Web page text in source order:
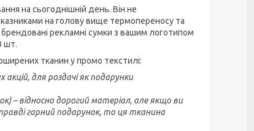
на сьогоднішній день. Він не
на голову вище термопереносу та
рекламні сумки з вашим логотипом
шт.
тканин у промо текстилі:
для роздачі як подарунки
– відносно дорогий матеріал, але якщо ви
гарний подарунок, то ця тканина